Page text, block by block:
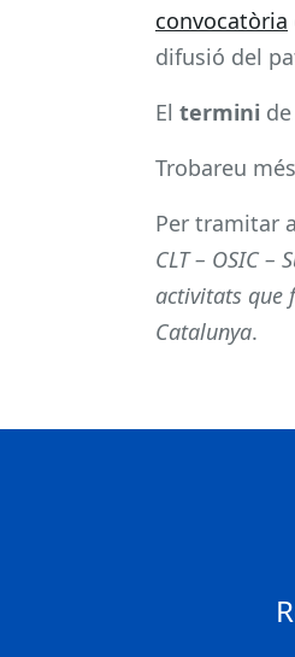
convocatòria
difusió del
El termini
Trobareu
Per tramitar
CLT – OSIC
activitats que
Catalunya.